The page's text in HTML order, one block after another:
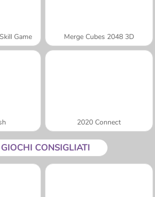
Game Merge Cubes 2048 3D
2020 Connect
GIOCHI CONSIGLIATI